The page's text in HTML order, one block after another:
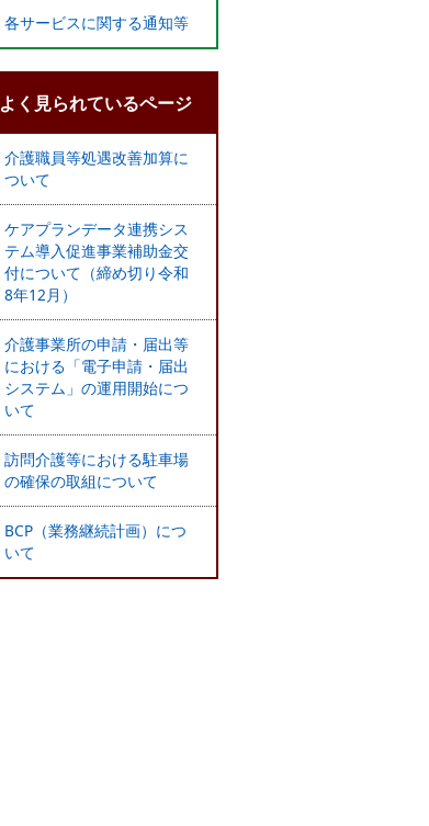
各サービスに関する通知等
よく見られているページ
介護職員等処遇改善加算に
ついて
ケアプランデータ連携シス
テム導入促進事業補助金交
付について（締め切り令和
8年12月）
介護事業所の申請・届出等
における「電子申請・届出
システム」の運用開始につ
いて
訪問介護等における駐車場
の確保の取組について
BCP（業務継続計画）につ
いて